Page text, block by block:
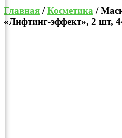
Главная /Косметика /
«Лифтинг-эффект», 2 шт,